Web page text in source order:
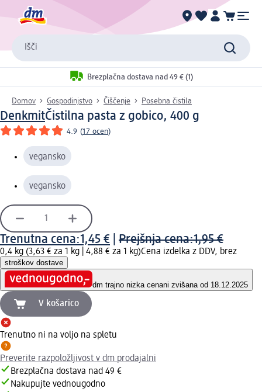
Išči
Brezplačna dostava nad 49 € (1)
Domov Gospodinjstvo Čiščenje Posebna čistila
DenkmitČistilna pasta z gobico, 400 g
4.9 (17 ocen)
vegansko
vegansko
Trenutna cena:1,45 € Prejšnja cena:1,95 €
0,4 kg (3,63 € za 1 kg | 4,88 € za 1 kg)Cena izdelka z DDV, brez
stroškov dostave
dm trajno nizka cenani zvišana od 18.12.2025
V košarico
Trenutno ni na voljo na spletu
Preverite razpoložljivost v dm prodajalni
Brezplačna dostava nad 49 €
Nakupujte vednougodno